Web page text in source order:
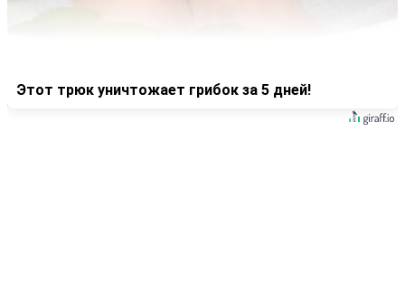
Этот трюк уничтожает грибок за 5 дней!